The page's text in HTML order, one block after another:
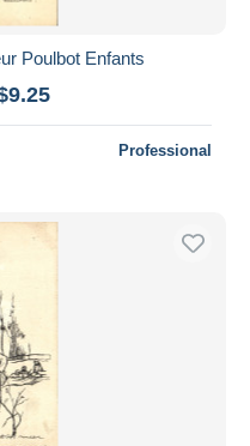
Poulbot Enfants
Professional